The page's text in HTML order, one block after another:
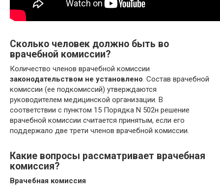
Сколько человек должно быть во
врачебной комиссии?
Количество членов врачебной комиссии
законодательством не установлено. Состав врачебной
комиссии (ее подкомиссий) утверждаются
руководителем медицинской организации. В
соответствии с пунктом 15 Порядка N 502н решение
врачебной комиссии считается принятым, если его
поддержало две трети членов врачебной комиссии.
Какие вопросы рассматривает врачебная
комиссия?
Врачебная комиссия